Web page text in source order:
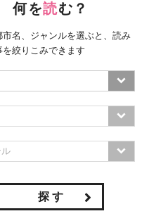
何を読む？
市名、ジャンルを選ぶと、読み
を絞りこみできます
探 す